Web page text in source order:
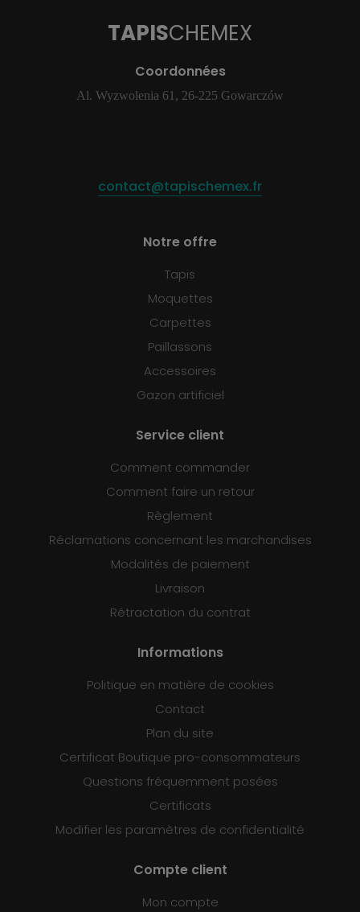
TAPISCHEMEX
Coordonnées
Al. Wyzwolenia 61, 26-225 Gowarczów
contact@tapischemex.fr
Notre offre
Tapis
Moquettes
Carpettes
Paillassons
Accessoires
Gazon artificiel
Service client
Comment commander
Comment faire un retour
Règlement
Réclamations concernant les marchandises
Modalités de paiement
Livraison
Rétractation du contrat
Informations
Politique en matière de cookies
Contact
Plan du site
Certificat Boutique pro-consommateurs
Questions fréquemment posées
Certificats
Modifier les paramètres de confidentialité
Compte client
Mon compte